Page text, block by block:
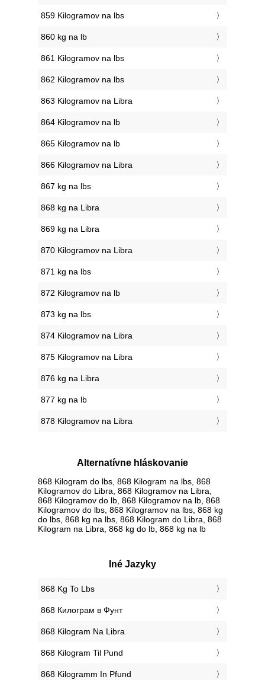
859 Kilogramov na lbs
860 kg na lb
861 Kilogramov na lbs
862 Kilogramov na lbs
863 Kilogramov na Libra
864 Kilogramov na lb
865 Kilogramov na lb
866 Kilogramov na Libra
867 kg na lbs
868 kg na Libra
869 kg na Libra
870 Kilogramov na Libra
871 kg na lbs
872 Kilogramov na lb
873 kg na lbs
874 Kilogramov na Libra
875 Kilogramov na Libra
876 kg na Libra
877 kg na lb
878 Kilogramov na Libra
Alternatívne hláskovanie
868 Kilogram do lbs, 868 Kilogram na lbs, 868
Kilogramov do Libra, 868 Kilogramov na Libra,
868 Kilogramov do lb, 868 Kilogramov na lb, 868
Kilogramov do lbs, 868 Kilogramov na lbs, 868 kg
do lbs, 868 kg na lbs, 868 Kilogram do Libra, 868
Kilogram na Libra, 868 kg do lb, 868 kg na lb
Iné Jazyky
‎868 Kg To Lbs
‎868 Килограм в Фунт
‎868 Kilogram Na Libra
‎868 Kilogram Til Pund
‎868 Kilogramm In Pfund